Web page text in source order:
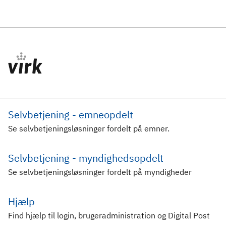
Selvbetjening - emneopdelt
Se selvbetjeningsløsninger fordelt på emner.
Selvbetjening - myndighedsopdelt
Se selvbetjeningsløsninger fordelt på myndigheder
Hjælp
Find hjælp til login, brugeradministration og Digital Post